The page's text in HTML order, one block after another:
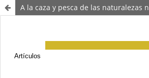
A la caza y pesca de las